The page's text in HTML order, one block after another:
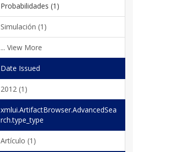
Probabilidades (1)
Simulación (1)
... View More
Date Issued
2012 (1)
xmlui.ArtifactBrowser.AdvancedSea
rch.type_type
Artículo (1)